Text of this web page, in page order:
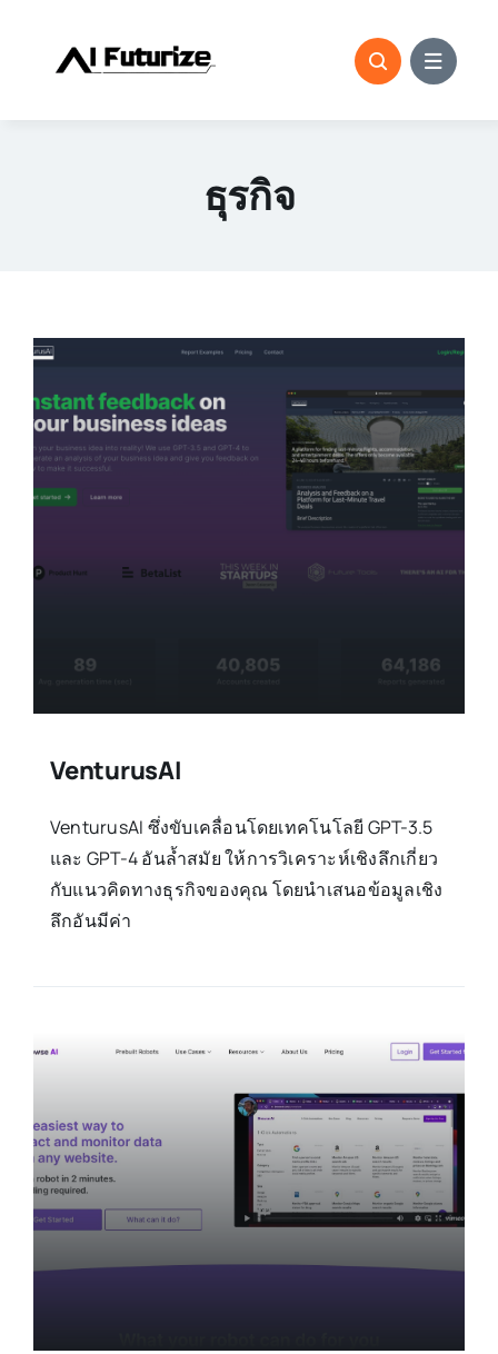
ธุรกิจ
VenturusAI
VenturusAI ซึ่งขับเคลื่อนโดยเทคโนโลยี GPT-3.5
และ GPT-4 อันล้ำสมัย ให้การวิเคราะห์เชิงลึกเกี่ยว
กับแนวคิดทางธุรกิจของคุณ โดยนำเสนอข้อมูลเชิง
ลึกอันมีค่า